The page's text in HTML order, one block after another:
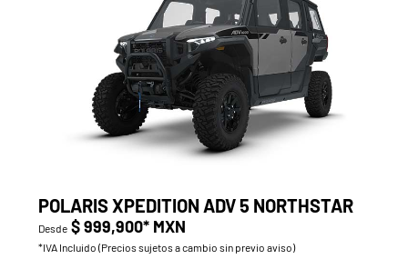
POLARIS XPEDITION ADV 5 NORTHSTAR
Desde $ 999,900* MXN
*IVA Incluido (Precios sujetos a cambio sin previo aviso)